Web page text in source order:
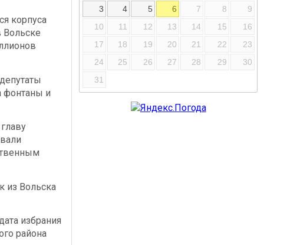
корпуса
Вольске
фонтаны и
из Вольска
избрания
района
3
4 5 6 7 8
9
10
11 12 13 14 15
16
17
18 19 20 21 22
23
24
25 26 27 28 29
30
31